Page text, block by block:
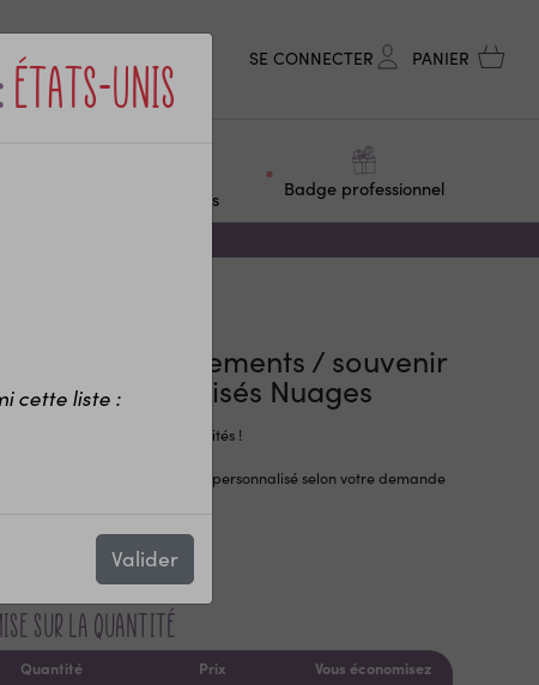
SE CONNECTER PANIER
personnalisés
Badge professionnel
États-Unis
cette liste :
Valider
remerciements / souvenir
bois personnalisés Nuages
magnet en bois à offrir à vos invités !
dans un matériau naturel et personnalisé selon votre demande
la description complète
sur la quantité
Quantité Prix
Vous économisez